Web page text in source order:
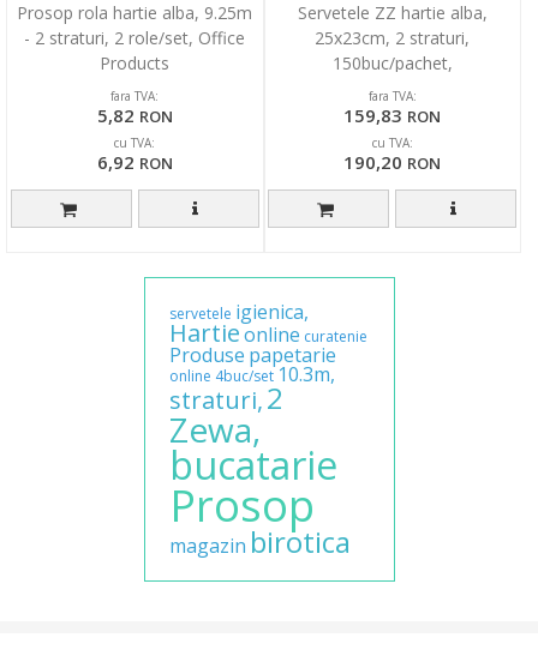
Prosop rola hartie alba, 9.25m
- 2 straturi, 2 role/set, Office
Products
fara TVA:
5,82 RON
cu TVA:
6,92 RON
Servetele ZZ hartie alba,
25x23cm, 2 straturi,
150buc/pachet,
20pachete/cutie, VELVET
Professional
fara TVA:
159,83 RON
cu TVA:
190,20 RON
servetele igienica,
Hartieonline curatenie
Produse papetarie
online 4buc/set 10.3m,
straturi,2
Zewa,
bucatarie
Prosop
magazin birotica